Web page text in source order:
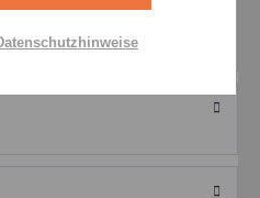
und diskutieren...
Aktiv